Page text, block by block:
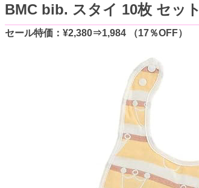
BMC bib. スタイ 10枚 セット
セール特価：¥2,380⇒1,984 （17％OFF）